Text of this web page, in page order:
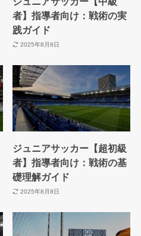
者】指導者向け：戦術の実
践ガイド
2025年8月8日
ジュニアサッカー【超初級
者】指導者向け：戦術の基
礎理解ガイド
2025年8月8日